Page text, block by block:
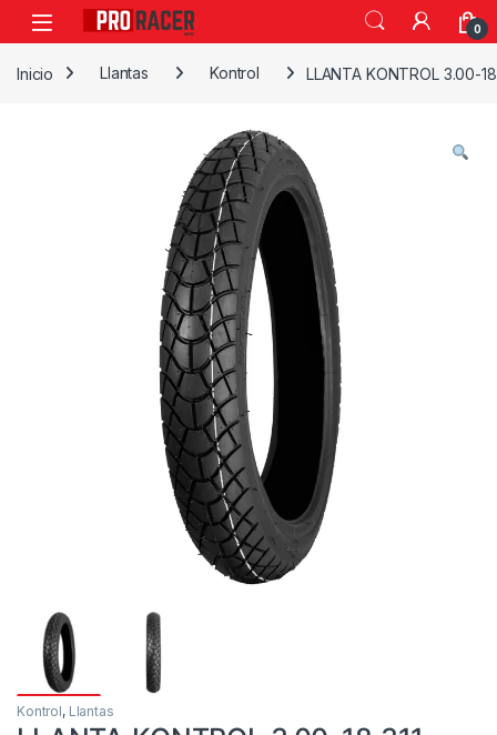
0
Inicio Llantas Kontrol LLANTA KONTROL 3.00-18
Kontrol, Llantas